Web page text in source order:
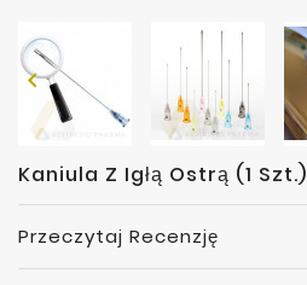

Kaniula Z Igłą Ostrą (1 Szt.)
Przeczytaj Recenzję